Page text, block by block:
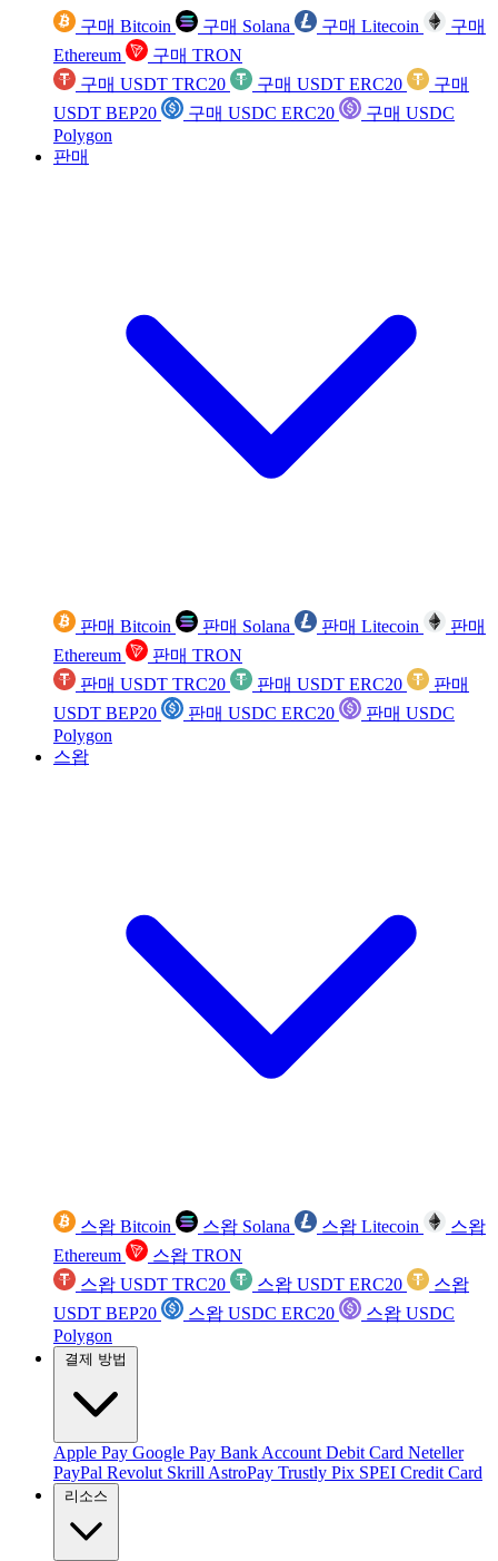
구매 Bitcoin 구매 Solana 구매 Litecoin
구매
Ethereum
구매 TRON
구매 USDT TRC20
구매 USDT ERC20
구매
USDT BEP20
구매 USDC ERC20
구매 USDC
Polygon
판매
판매 Bitcoin 판매 Solana 판매 Litecoin
판매
Ethereum
판매 TRON
판매 USDT TRC20
판매 USDT ERC20
판매
USDT BEP20
판매 USDC ERC20
판매 USDC
Polygon
스왑
스왑 Bitcoin 스왑 Solana 스왑 Litecoin
스왑
Ethereum
스왑 TRON
스왑 USDT TRC20
스왑 USDT ERC20
스왑
USDT BEP20
스왑 USDC ERC20
스왑 USDC
Polygon
결제 방법
Apple Pay Google Pay Bank Account Debit Card Neteller
PayPal Revolut Skrill AstroPay Trustly Pix SPEI Credit Card
리소스